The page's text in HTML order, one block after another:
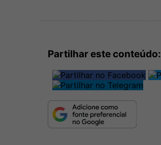
Partilhar este conteúdo: